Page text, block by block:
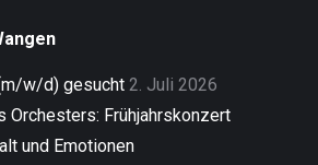
w/d) gesucht 2. Juli 2026
Frühjahrskonzert
und Emotionen